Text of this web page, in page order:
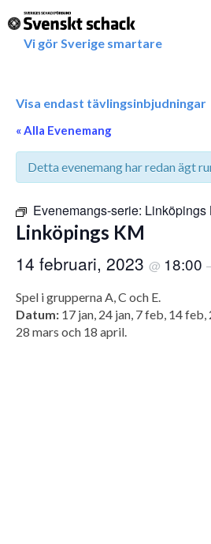
Vi gör Sverige smartare
Visa endast tävlingsinbjudningar
« Alla Evenemang
Detta evenemang har redan ägt
Evenemangs-serie: Linköpings
Linköpings KM
14 februari, 2023 @ 18:00
Spel i grupperna A, C och E.
Datum: 17 jan, 24 jan, 7 feb, 14
28 mars och 18 april.